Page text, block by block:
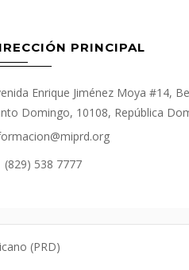
PRINCIPAL
Enrique Jiménez Moya #14,
Domingo, 10108, República
(829) 538 7777
(PRD)